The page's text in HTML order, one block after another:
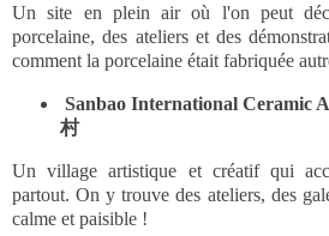
Un site en plein air où l'on peut
porcelaine, des ateliers et des
comment la porcelaine était fabriquée
Sanbao International Ceramic
村
Un village artistique et créatif qui
partout. On y trouve des ateliers, des
calme et paisible !